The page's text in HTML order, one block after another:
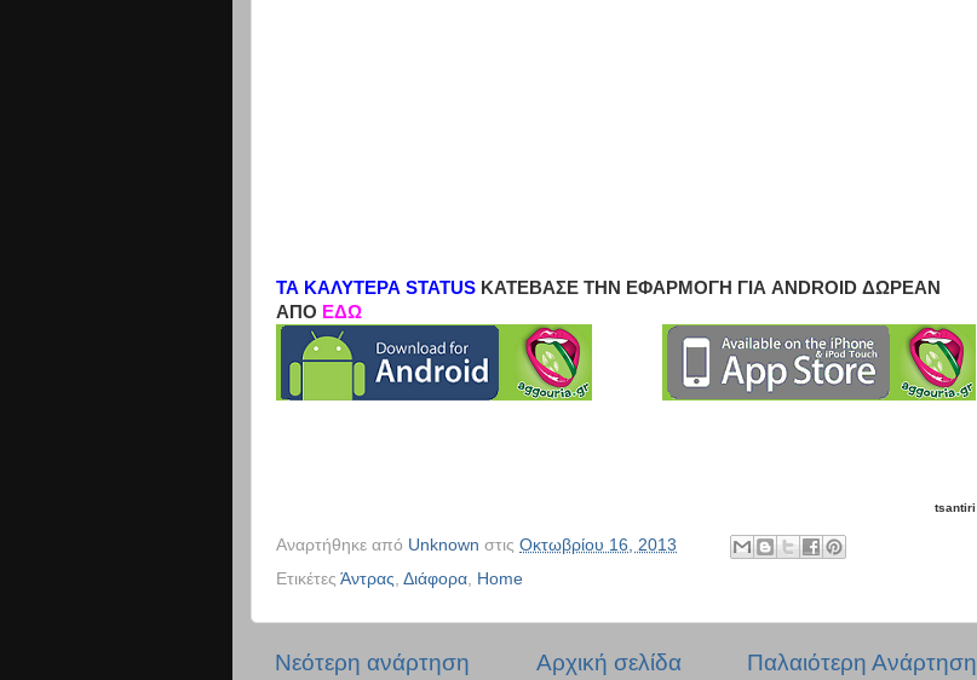
ΤΑ ΚΑΛΥΤΕΡΑ STATUS ΚΑΤΕΒΑΣΕ ΤΗΝ ΕΦΑΡΜΟΓΗ ΓΙΑ ANDROID ΔΩΡΕΑΝ
ΑΠΟ ΕΔΩ
tsantiri
Αναρτήθηκε από Unknown στις Οκτωβρίου 16, 2013
Ετικέτες Άντρας Διάφορα Home
Νεότερη ανάρτηση Παλαιότερη Ανάρτηση
Αρχική σελίδα